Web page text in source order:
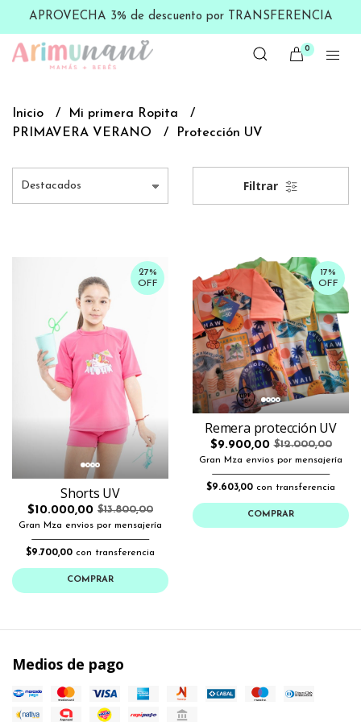
APROVECHA 3% de descuento por TRANSFERENCIA
0
Inicio
Mi primera Ropita
PRIMAVERA VERANO
Protección UV
Filtrar
27%
OFF
Shorts UV
$10.000,00 $13.800,00
Gran Mza envios por mensajería
$9.700,00 con transferencia
COMPRAR
17%
OFF
Remera protección UV
$9.900,00 $12.000,00
Gran Mza envios por mensajería
$9.603,00 con transferencia
COMPRAR
Medios de pago